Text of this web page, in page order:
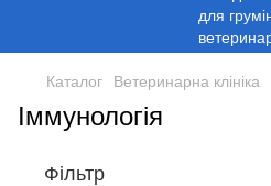
Каталог Ветеринарна клініка
Іммунологія
Фільтр